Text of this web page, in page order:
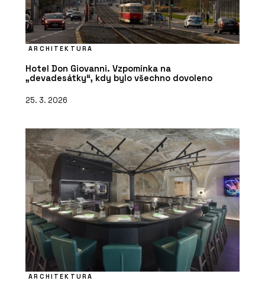
ARCHITEKTURA
Hotel Don Giovanni. Vzpomínka na
„devadesátky“, kdy bylo všechno dovoleno
25. 3. 2026
ARCHITEKTURA